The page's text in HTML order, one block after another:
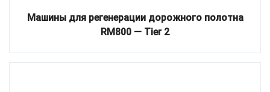
Машины для регенерации дорожного полотна
RM800 — Tier 2